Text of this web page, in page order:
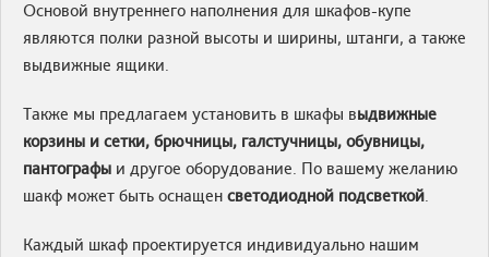
Основой внутреннего наполнения для шкафов-купе
являются полки разной высоты и ширины, штанги, а также
выдвижные ящики.
Также мы предлагаем установить в шкафы выдвижные
корзины и сетки, брючницы, галстучницы, обувницы,
пантографы и другое оборудование. По вашему желанию
шакф может быть оснащен светодиодной подсветкой.
Каждый шкаф проектируется индивидуально нашим